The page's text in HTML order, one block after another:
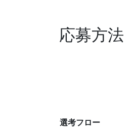
応募方法
選考フロー